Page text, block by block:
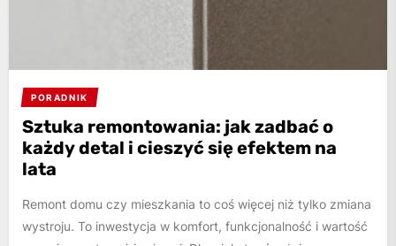
PORADNIK
Sztuka remontowania: jak zadbać o
każdy detal i cieszyć się efektem na
lata
Remont domu czy mieszkania to coś więcej niż tylko zmiana
wystroju. To inwestycja w komfort, funkcjonalność i wartość